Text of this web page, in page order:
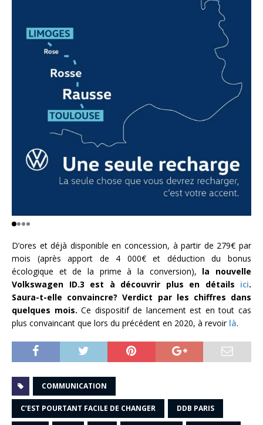
D’ores et déjà disponible en concession, à partir de 279€ par
mois (après apport de 4 000€ et déduction du bonus
écologique et de la prime à la conversion), la nouvelle
Volkswagen ID.3 est à découvrir plus en détails ici.
Saura-t-elle convaincre? Verdict par les chiffres dans
quelques mois. Ce dispositif de lancement est en tout cas
plus convaincant que lors du précédent en 2020, à revoir là.
COMMUNICATION
C’EST POURTANT FACILE DE CHANGER DDB PARIS